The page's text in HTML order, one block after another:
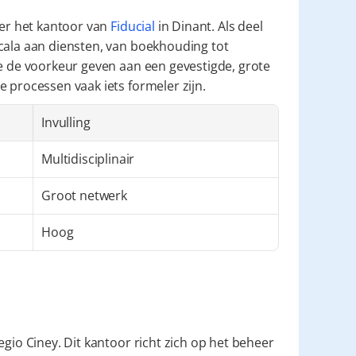
het kantoor van Fiducial in Dinant. Als deel
aan diensten, van boekhouding tot
voorkeur geven aan een gevestigde, grote
vaak iets formeler zijn.
Invulling
Multidisciplinair
Groot netwerk
Hoog
Ciney. Dit kantoor richt zich op het beheer